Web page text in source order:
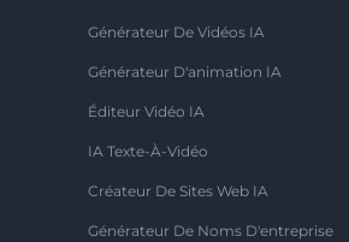
Générateur De Vidéos IA
Générateur D'animation IA
Éditeur Vidéo IA
IA Texte-À-Vidéo
Créateur De Sites Web IA
Générateur De Noms D'entreprise